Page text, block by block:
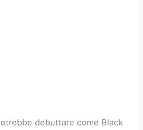
debuttare come Black